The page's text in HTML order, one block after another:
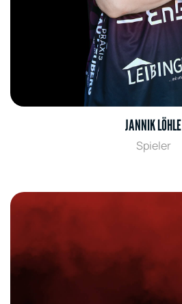
JANNIK LÖHLE
Spieler